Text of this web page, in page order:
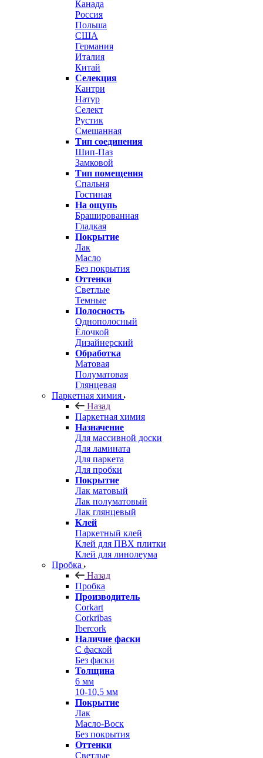
Канада
Россия
Польша
США
Германия
Италия
Китай
Селекция
Кантри
Натур
Селект
Рустик
Смешанная
Тип соединения
Шип-Паз
Замковой
Тип помещения
Спальня
Гостиная
На ощупь
Брашированная
Гладкая
Покрытие
Лак
Масло
Без покрытия
Оттенки
Светлые
Темные
Полосность
Однополосный
Ёлочкой
Дизайнерский
Обработка
Матовая
Полуматовая
Глянцевая
Паркетная химия
Назад
Паркетная химия
Назначение
Для массивной доски
Для ламината
Для паркета
Для пробки
Покрытие
Лак матовый
Лак полуматовый
Лак глянцевый
Клей
Паркетный клей
Клей для ПВХ плитки
Клей для линолеума
Пробка
Назад
Пробка
Производитель
Corkart
Corkribas
Ibercork
Наличие фаски
С фаской
Без фаски
Толщина
6 мм
10-10,5 мм
Покрытие
Лак
Масло-Воск
Без покрытия
Оттенки
Светлые